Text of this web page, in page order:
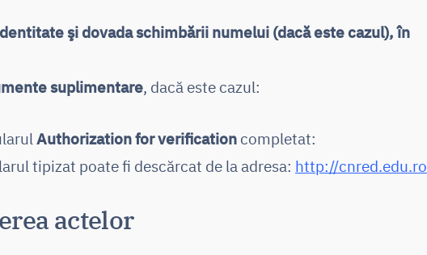
şi dovada schimbării numelui (dacă este cazul), în
suplimentare, dacă este cazul:
Authorization for verification completat:
tipizat poate fi descărcat de la adresa: http://cnred.edu.ro
actelor